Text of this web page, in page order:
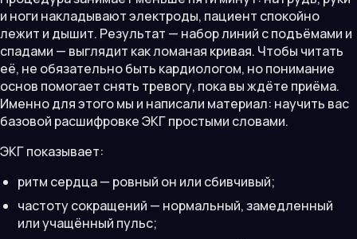
и ноги накладывают электроды, пациент спокойно
лежит и дышит. Результат — набор линий с подъёмами и
спадами — выглядит как ломаная кривая. Чтобы читать
её, не обязательно быть кардиологом, но понимание
основ помогает снять тревогу, пока вы ждёте приёма.
Именно для этого мы и написали материал: научить вас
базовой расшифровке ЭКГ простыми словами.
ЭКГ показывает:
ритм сердца — ровный он или сбивчивый;
частоту сокращений — нормальный, замедленный
или учащённый пульс;